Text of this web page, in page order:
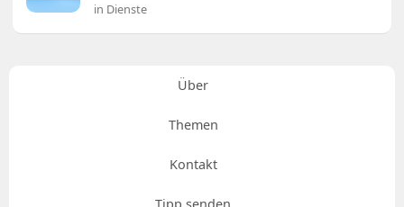
in Dienste
Über
Themen
Kontakt